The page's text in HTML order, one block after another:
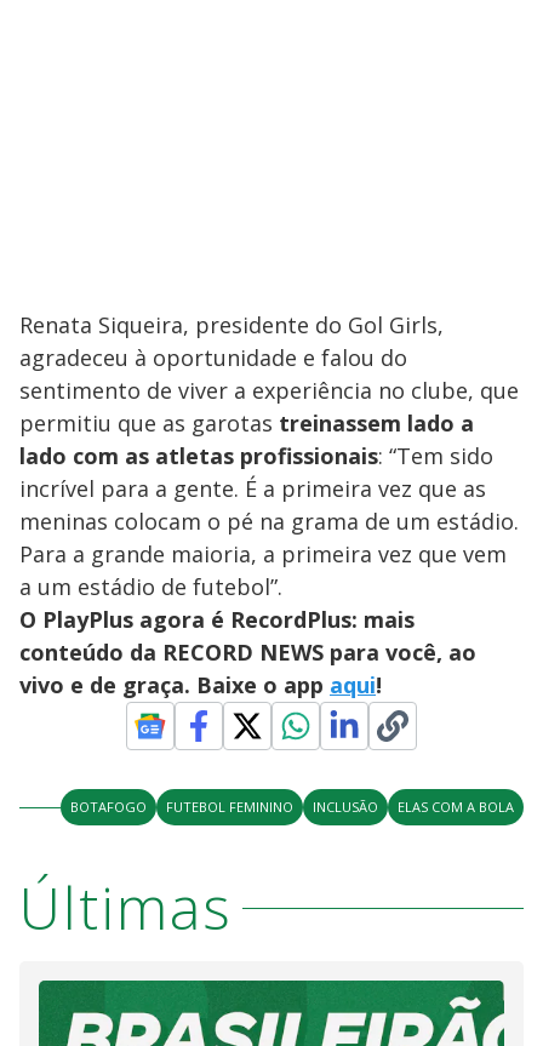
Renata Siqueira, presidente do Gol Girls,
agradeceu à oportunidade e falou do
sentimento de viver a experiência no clube, que
permitiu que as garotas treinassem lado a
lado com as atletas profissionais: “Tem sido
incrível para a gente. É a primeira vez que as
meninas colocam o pé na grama de um estádio.
Para a grande maioria, a primeira vez que vem
a um estádio de futebol”.
O PlayPlus agora é RecordPlus: mais
conteúdo da RECORD NEWS para você, ao
vivo e de graça. Baixe o app aqui!
BOTAFOGO FUTEBOL FEMININO INCLUSÃO ELAS COM A BOLA
Últimas